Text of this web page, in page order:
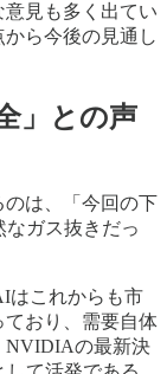
見も多く出てい
ら今後の見通し
」との声
のは、「今回の下
ガス抜きだっ
はこれからも市
おり、需要自体
NVIDIAの最新決